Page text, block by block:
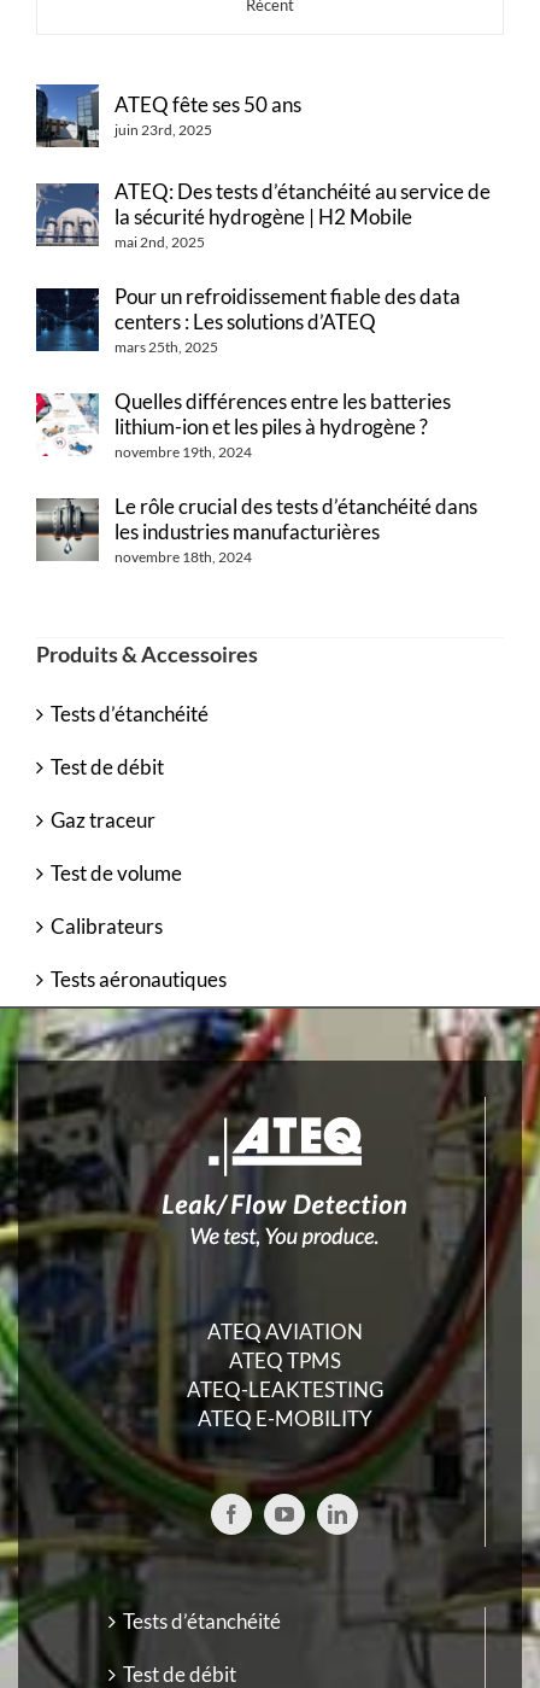
Récent
ATEQ fête ses 50 ans
juin 23rd, 2025
ATEQ: Des tests d’étanchéité au service de
la sécurité hydrogène | H2 Mobile
mai 2nd, 2025
Pour un refroidissement fiable des data
centers : Les solutions d’ATEQ
mars 25th, 2025
Quelles différences entre les batteries
lithium-ion et les piles à hydrogène ?
novembre 19th, 2024
Le rôle crucial des tests d’étanchéité dans
les industries manufacturières
novembre 18th, 2024
Produits & Accessoires
Tests d’étanchéité
Test de débit
Gaz traceur
Test de volume
Calibrateurs
Tests aéronautiques
ATEQ AVIATION
ATEQ TPMS
ATEQ-LEAKTESTING
ATEQ E-MOBILITY
Tests d’étanchéité
Test de débit